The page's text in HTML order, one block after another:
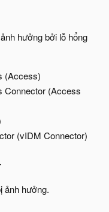
hưởng bởi lỗ hổng
(Access)
Connector (Access
(vIDM Connector)
ảnh hưởng.